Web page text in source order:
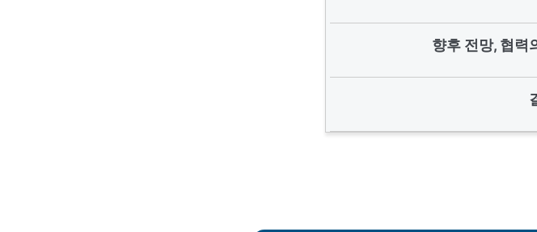
향후 전망, 협력